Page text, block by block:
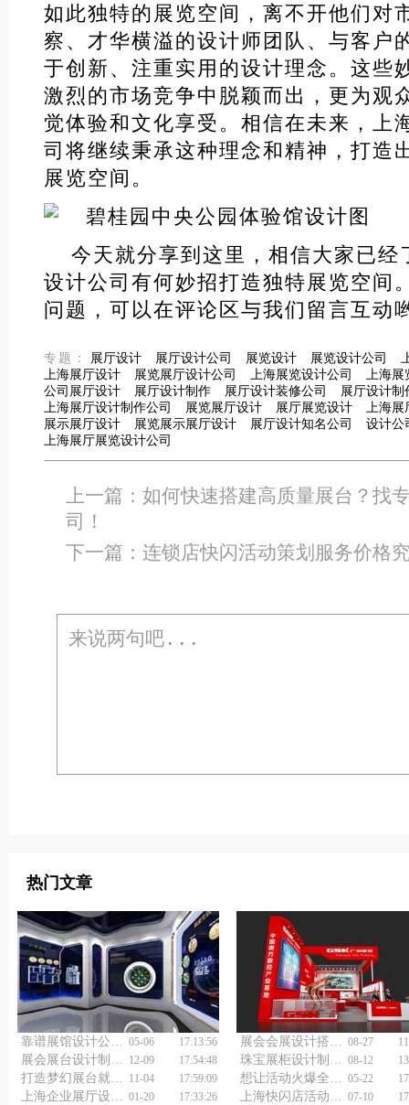
如此独特的展览空间，离不开他们对
察、才华横溢的设计师团队、与客户
于创新、注重实用的设计理念。这些
激烈的市场竞争中脱颖而出，更为观
觉体验和文化享受。相信在未来，上
司将继续秉承这种理念和精神，打造
展览空间。
今天就分享到这里，相信大家已经
设计公司有何妙招打造独特展览空间
问题，可以在评论区与我们留言互动
专题： 展厅设计 展厅设计公司 展览设计 展览设计公司
上海展厅设计
展览展厅设计公司 上海展览设计公司
上海展
公司展厅设计
展厅设计制作 展厅设计装修公司
展厅设计制
上海展厅设计制作公司
展览展厅设计 展厅展览设计
上海展
展示展厅设计
展览展示展厅设计 展厅设计知名公司
设计公
上海展厅展览设计公司
上一篇：如何快速搭建高质量展台？找
司！
下一篇：连锁店快闪活动策划服务价格
热门文章
靠谱展馆设计公司到底该怎么选？ 05-06 17:13:56 展会会展设计搭建的注意事项 08-27
展会展台设计制作搭建怎样让品牌故事活起来？ 12-09 17:54:48 珠宝展柜设计制作厂家怎么保证产品质量？ 08-12
打造梦幻展台就选专业上海展会展台设计搭建公司 11-04 17:59:09 想让活动火爆全城？巡展快闪活动策划公司有妙招！ 05-22
上海企业展厅设计公司教你如何做好展厅布置？ 01-20 17:33:26 上海快闪店活动策划公司揭秘：如何打造一夜成名的网红打卡地？ 07-10